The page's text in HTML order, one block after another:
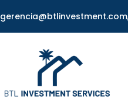
gerencia@btlinvestment.com